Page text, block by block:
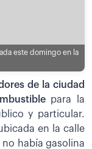
este domingo en la
de la ciudad
para la
y particular.
en la calle
había gasolina